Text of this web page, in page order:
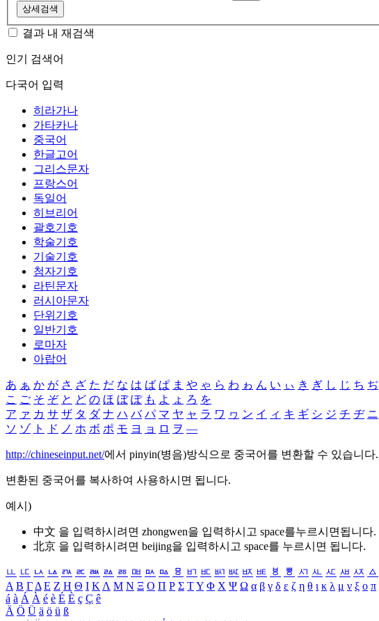
상세검색
결과 내 재검색
인기 검색어
다국어 입력
히라가나
가타카나
중국어
한글고어
그리스문자
프랑스어
독일어
히브리어
괄호기호
학술기호
기술기호
첨자기호
라틴문자
러시아문자
단위기호
일반기호
로마자
아랍어
あ ぁ か が さ ざ た だ な は ば ぱ ま や ゃ ら わ ゎ ん い ぃ き ぎ し じ ち ぢ
こ ご そ ぞ と ど の ほ ぼ ぽ も よ ょ ろ を
ア ァ カ サ ザ タ ダ ナ ハ バ パ マ ヤ ャ ラ ワ ヮ ン イ ィ キ ギ シ ジ チ ヂ ニ
ソ ゾ ト ド ノ ホ ボ ポ モ ヨ ョ ロ ヲ ―
http://chineseinput.net/에서 pinyin(병음)방식으로 중국어를 변환할 수 있습니다.
변환된 중국어를 복사하여 사용하시면 됩니다.
예시)
中文 을 입력하시려면 zhongwen을 입력하시고 space를누르시면됩니다.
北京 을 입력하시려면 beijing을 입력하시고 space를 누르시면 됩니다.
ㅥ ㅦ ㅧ ㅨ ㅩ ㅪ ㅫ ㅬ ㅭ ㅮ ㅯ ㅰ ㅱ ㅲ ㅳ ㅴ ㅵ ㅶ ㅷ ㅸ ㅹ ㅺ ㅻ ㅼ ㅽ ㅾ ㅿ
Α Β ΓΔ Ε Ζ Η Θ Ι ΚΛ Μ Ν Ξ Ο Π Ρ Σ ΤΥ Φ Χ Ψ Ω α β γ δ ε ζ η θ ι κ λ μ ν ξ ο π
á à Á À é è É È ç Ç ê
Ä Ö Ü ä ö ü ß